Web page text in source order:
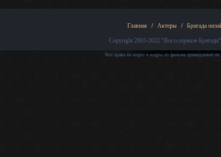
Главная / Актеры / Бригада
Copyright 2003-2022 "Все о сериале Бригада"
Все права на видео и кадры из фильма принадлежат